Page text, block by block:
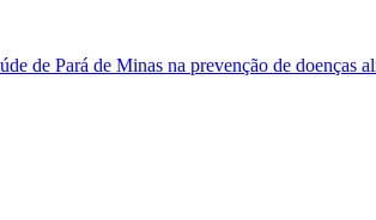
de Pará de Minas na prevenção de doenças